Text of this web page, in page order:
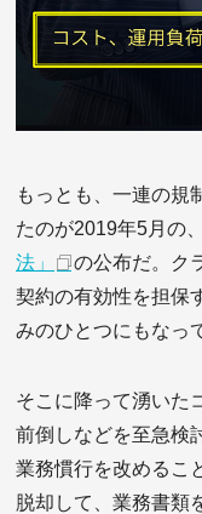
もっとも、一連の規
たのが2019年5月の
法」
の公布だ。ク
契約の有効性を担保
みのひとつにもなっ
そこに降って湧いた
前倒しなどを至急検
業務慣行を改めるこ
脱却して、業務書類